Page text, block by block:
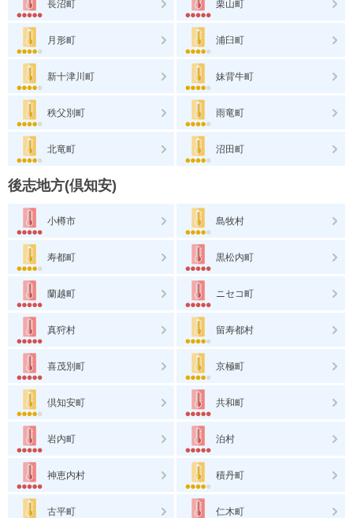
長沼町 栗山町
月形町 浦臼町
新十津川町 妹背牛町
秩父別町 雨竜町
北竜町 沼田町
後志地方(倶知安)
小樽市 島牧村
寿都町 黒松内町
蘭越町 ニセコ町
真狩村 留寿都村
喜茂別町 京極町
倶知安町 共和町
岩内町 泊村
神恵内村 積丹町
古平町 仁木町